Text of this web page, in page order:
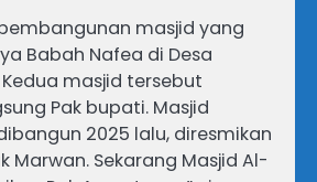
masjid yang
Babah Nafea di Desa
masjid tersebut
Pak bupati. Masjid
2025 lalu, diresmikan
Marwan. Sekarang Masjid Al-